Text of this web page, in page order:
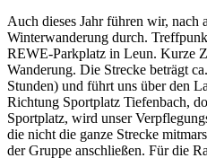
Auch dieses Jahr führen wir, nach
Winterwanderung durch.
REWE-Parkplatz in Leun. Kurze
Wanderung. Die Strecke beträgt
Stunden) und führt uns über den
Richtung Sportplatz Tiefenbach,
Sportplatz, wird unser
die nicht die ganze Strecke
der Gruppe anschließen. Für die